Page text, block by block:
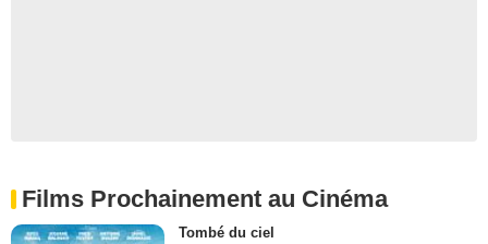
Films Prochainement au Cinéma
Tombé du ciel